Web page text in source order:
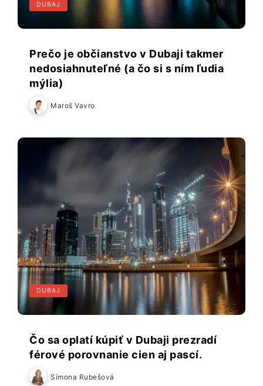
DUBAJ
Prečo je občianstvo v Dubaji takmer
nedosiahnuteľné (a čo si s ním ľudia
mýlia)
Maroš Vavro
DUBAJ
Čo sa oplatí kúpiť v Dubaji prezradí
férové porovnanie cien aj pascí.
Simona Rubešová